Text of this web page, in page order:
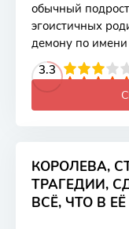
обычный
эгоистичных
демону по имени
3.3
4 5 6 7 8 9 10
КОРОЛЕВА,
ТРАГЕДИИ,
ВСЁ, ЧТО В